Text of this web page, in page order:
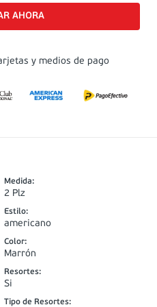
y medios de pago
Medida:
2 Plz
Estilo:
americano
Color:
Marrón
Resortes:
Si
Tipo de Resortes: